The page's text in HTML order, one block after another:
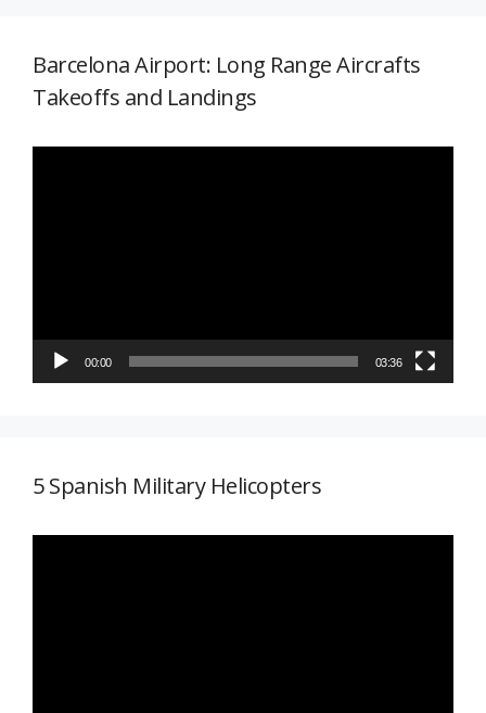
Barcelona Airport: Long Range Aircrafts
Takeoffs and Landings
00:00 03:36
5 Spanish Military Helicopters